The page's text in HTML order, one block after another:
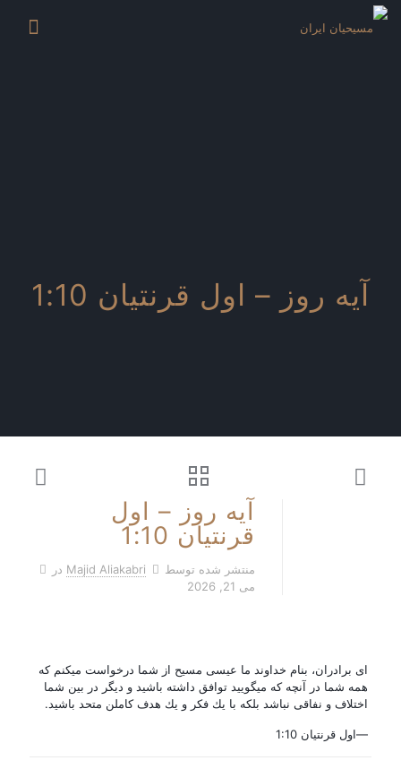
آیه روز – اول قرنتیان 1:10
آیه روز – اول
قرنتیان 1:10
منتشر شده توسط Majid Aliakabri در
می 21, 2026
اى برادران، بنام خداوند ما عيسى مسيح از شما درخواست ميكنم كه
همه شما در آنچه كه ميگوييد توافق داشته باشيد و ديگر در بين شما
اختلاف و نفاقى نباشد بلكه با يك فكر و يك هدف كاملن متحد باشيد.
—اول قرنتیان 1:10